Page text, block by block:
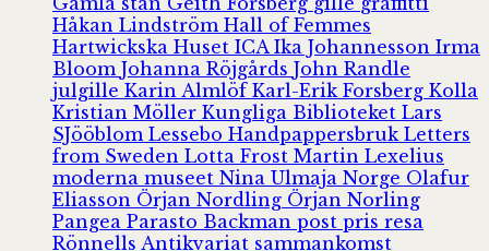
Håkan Lindström Hall of Femmes
Hartwickska Huset ICA Ika Johannesson Irma
Bloom Johanna Röjgårds John Randle
julgille Karin Almlöf Karl-Erik Forsberg Kolla
Kristian Möller Kungliga Biblioteket Lars
SJööblom Lessebo Handpappersbruk Letters
from Sweden Lotta Frost Martin Lexelius
moderna museet Nina Ulmaja Norge Olafur
Eliasson Örjan Nordling Örjan Norling
Pangea Parasto Backman post pris resa
Rönnells Antikvariat sammankomst